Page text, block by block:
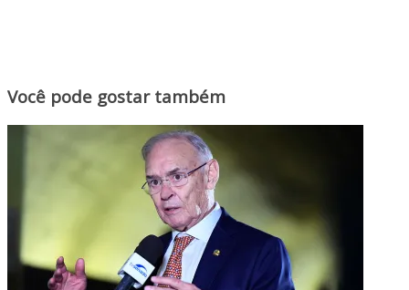
Você pode gostar também